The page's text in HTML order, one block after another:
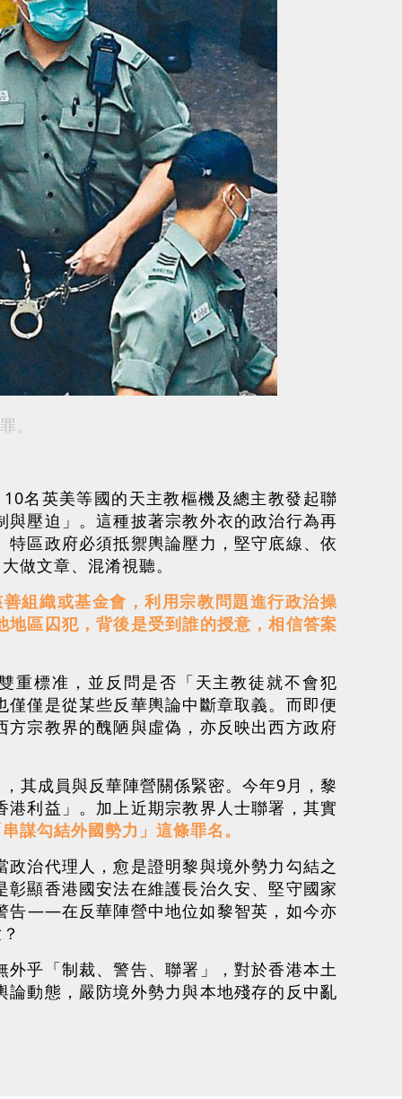
。
名英美等國的天主教樞機及總主教發起聯
壓迫」。這種披著宗教外衣的政治行為再
區政府必須抵禦輿論壓力，堅守底線、依
做文章、混淆視聽。
組織或基金會，利用宗教問題進行政治操
區囚犯，背後是受到誰的授意，相信答案
重標准，並反問是否「天主教徒就不會犯
僅是從某些反華輿論中斷章取義。而即便
宗教界的醜陋與虛偽，亦反映出西方政府
其成員與反華陣營關係緊密。今年9月，黎
利益」。加上近期宗教界人士聯署，其實
謀勾結外國勢力」這條罪名。
治代理人，愈是證明黎與境外勢力勾結之
顯香港國安法在維護長治久安、堅守國家
告——在反華陣營中地位如黎智英，如今亦
乎「制裁、警告、聯署」，對於香港本土
動態，嚴防境外勢力與本地殘存的反中亂